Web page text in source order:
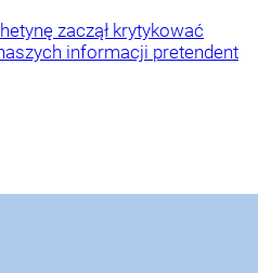
zaczął krytykować
informacji pretendent